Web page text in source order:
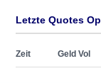
Letzte Quotes
Zeit Geld Vol